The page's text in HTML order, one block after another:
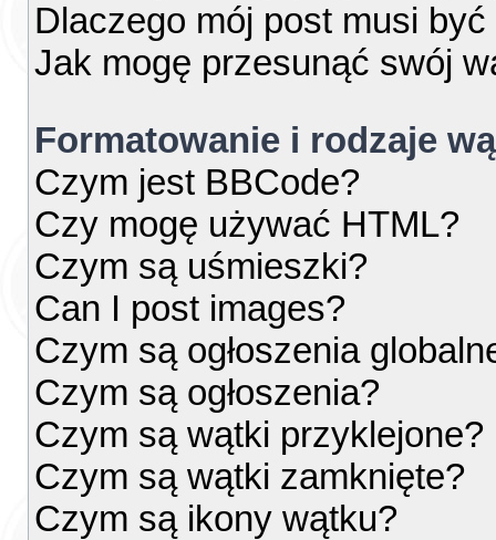
Dlaczego mój post musi
Jak mogę przesunąć swój
Formatowanie i rodzaje
Czym jest BBCode?
Czy mogę używać HTML?
Czym są uśmieszki?
Can I post images?
Czym są ogłoszenia
Czym są ogłoszenia?
Czym są wątki przyklejone?
Czym są wątki zamknięte?
Czym są ikony wątku?